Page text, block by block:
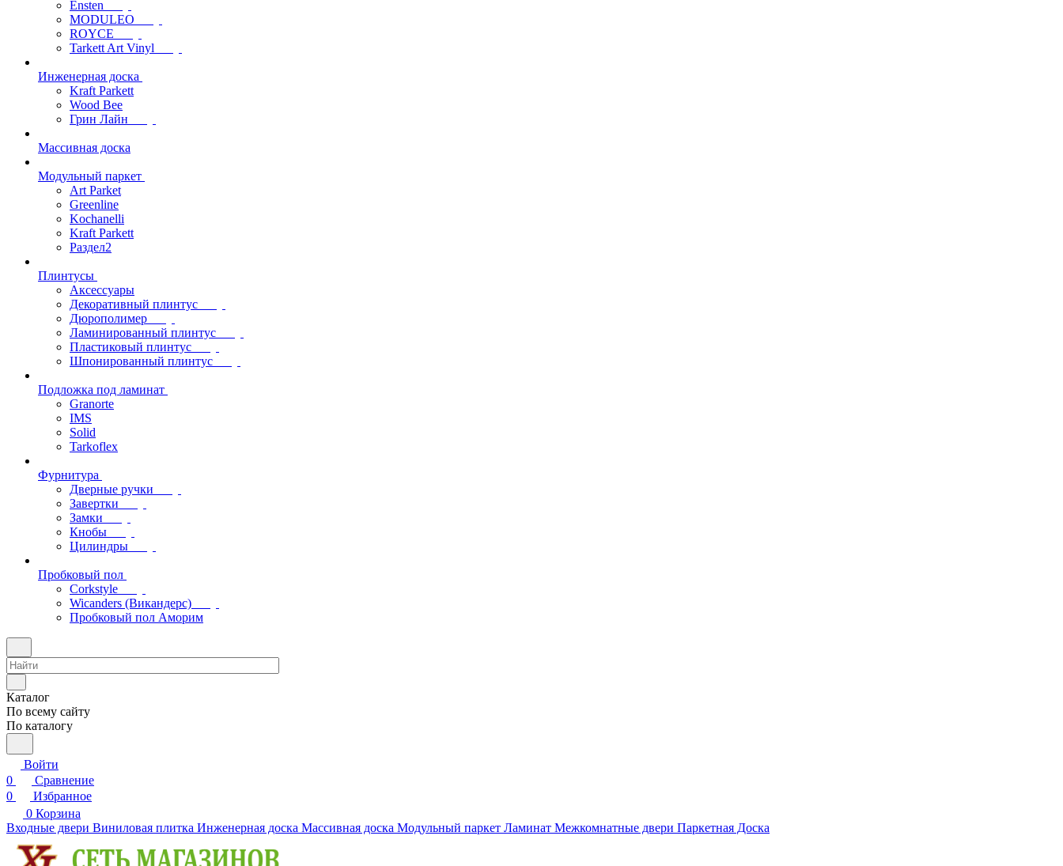
Ensten
MODULEO
ROYCE
Tarkett Art Vinyl
Инженерная доска
Kraft Parkett
Wood Bee
Грин Лайн
Массивная доска
Модульный паркет
Art Parket
Greenline
Kochanelli
Kraft Parkett
Раздел2
Плинтусы
Аксессуары
Декоративный плинтус
Дюрополимер
Ламинированный плинтус
Пластиковый плинтус
Шпонированный плинтус
Подложка под ламинат
Granorte
IMS
Solid
Tarkoflex
Фурнитура
Дверные ручки
Завертки
Замки
Кнобы
Цилиндры
Пробковый пол
Corkstyle
Wicanders (Викандерс)
Пробковый пол Аморим
Каталог
По всему сайту
По каталогу
Войти
0
Сравнение
0
Избранное
0 Корзина
Входные двери Виниловая плитка Инженерная доска Массивная доска Модульный паркет Ламинат Межкомнатные двери Паркетная Доска